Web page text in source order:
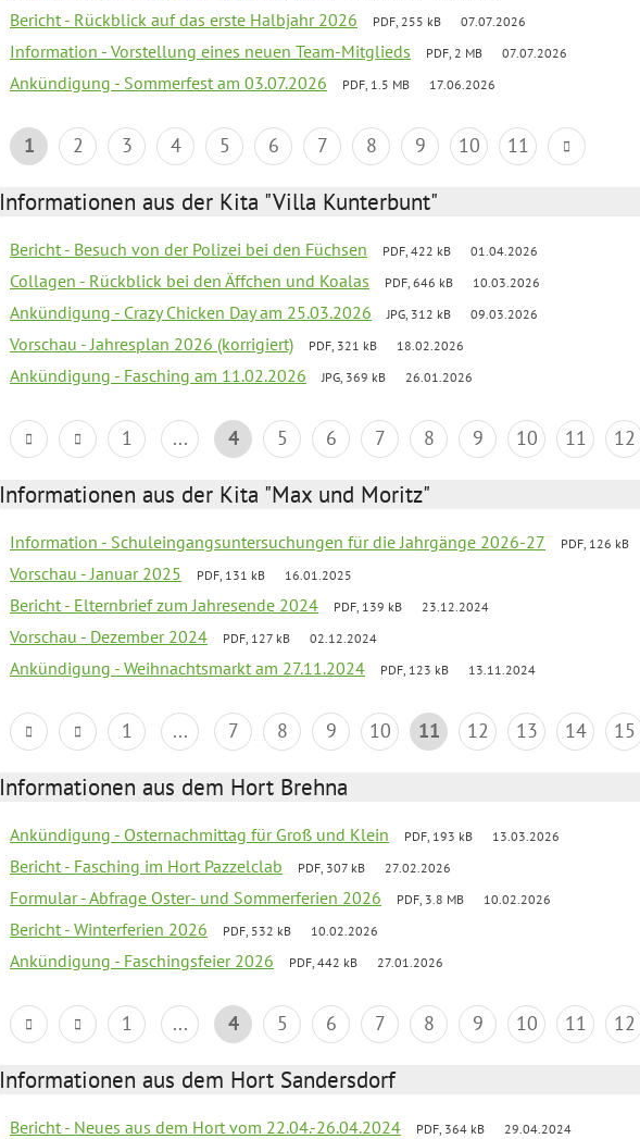
Bericht - Rückblick auf das erste Halbjahr 2026 PDF, 255 kB 07.07.2026
Information - Vorstellung eines neuen Team-Mitglieds PDF, 2 MB 07.07.2026
Ankündigung - Sommerfest am 03.07.2026 PDF, 1.5 MB 17.06.2026
1 2 3 4 5 6 7 8 9 10 11
Informationen aus der Kita "Villa Kunterbunt"
Bericht - Besuch von der Polizei bei den Füchsen PDF, 422 kB 01.04.2026
Collagen - Rückblick bei den Äffchen und Koalas PDF, 646 kB 10.03.2026
Ankündigung - Crazy Chicken Day am 25.03.2026 JPG, 312 kB 09.03.2026
Vorschau - Jahresplan 2026 (korrigiert) PDF, 321 kB 18.02.2026
Ankündigung - Fasching am 11.02.2026 JPG, 369 kB 26.01.2026
1 ... 4 5 6 7 8 9 10 11 12
Informationen aus der Kita "Max und Moritz"
Information - Schuleingangsuntersuchungen für die Jahrgänge 2026-27 PDF, 126 kB
Vorschau - Januar 2025 PDF, 131 kB 16.01.2025
Bericht - Elternbrief zum Jahresende 2024 PDF, 139 kB 23.12.2024
Vorschau - Dezember 2024 PDF, 127 kB 02.12.2024
Ankündigung - Weihnachtsmarkt am 27.11.2024 PDF, 123 kB 13.11.2024
1 ... 7 8 9 10 11 12 13 14 15
Informationen aus dem Hort Brehna
Ankündigung - Osternachmittag für Groß und Klein PDF, 193 kB 13.03.2026
Bericht - Fasching im Hort Pazzelclab PDF, 307 kB 27.02.2026
Formular - Abfrage Oster- und Sommerferien 2026 PDF, 3.8 MB 10.02.2026
Bericht - Winterferien 2026 PDF, 532 kB 10.02.2026
Ankündigung - Faschingsfeier 2026 PDF, 442 kB 27.01.2026
1 ... 4 5 6 7 8 9 10 11 12
Informationen aus dem Hort Sandersdorf
Bericht - Neues aus dem Hort vom 22.04.-26.04.2024 PDF, 364 kB 29.04.2024